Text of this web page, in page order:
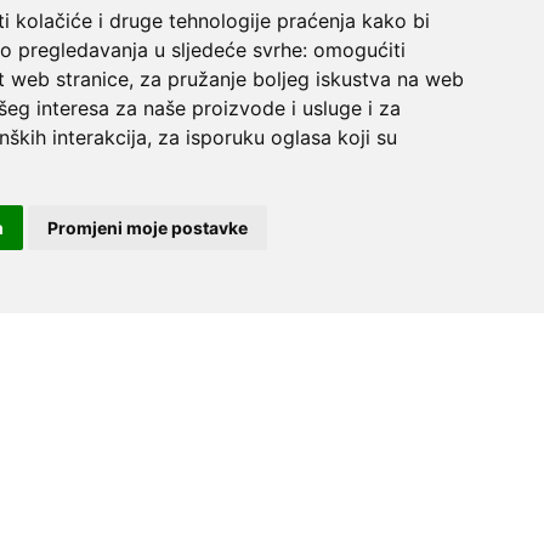
kolačiće i druge tehnologije praćenja kako bi
pregledavanja u sljedeće svrhe: omogućiti
web stranice, za pružanje boljeg iskustva na web
interesa za naše proizvode i usluge i za
interakcija, za isporuku oglasa koji su
Promjeni moje postavke